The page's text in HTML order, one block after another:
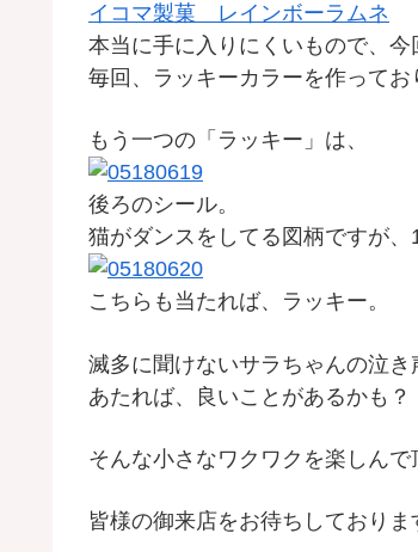
イコマ製菓 レインボーラムネ
本当に手に入りにくいもので、今
毎回、ラッキーカラーを作ってお
もう一つの「ラッキー」は、
後ろのシール。
猫がダンスをしてる図柄ですが、
こちらも当たれば、ラッキー。
滅多に聞けないサラちゃんの泣き
あたれば、良いことがあるかも？
そんな小さなワクワクを楽しんで
皆様の御来店をお待ちしておりま